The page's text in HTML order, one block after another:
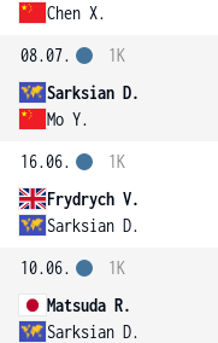
Chen X.
08.07.
Sarksian D.
Mo Y.
1K
16.06.
Frydrych V.
Sarksian D.
1K
10.06.
Matsuda R.
Sarksian D.
1K